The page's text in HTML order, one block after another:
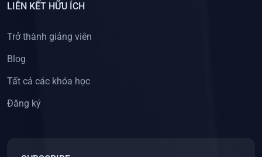
LIÊN KẾT HỮU ÍCH
Trở thành giảng viên
Blog
Tất cả các khóa học
Đăng ký